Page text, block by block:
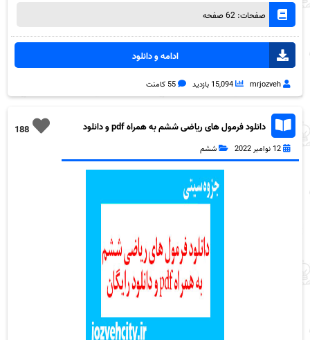
صفحات: 62 صفحه
ادامه و دانلود
mrjozveh 15,094 بازدید 55 کامنت
188
دانلود فرمول های ریاضی ششم به همراه pdf و دانلود
12 نوامبر 2022 ششم